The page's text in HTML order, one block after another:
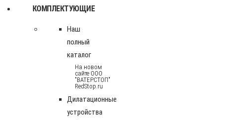
КОМПЛЕКТУЮЩИЕ
Наш
полный
каталог
На новом
сайте ООО
"ВАТЕРСТОП"
RedStop.ru
Дилатационные
устройства